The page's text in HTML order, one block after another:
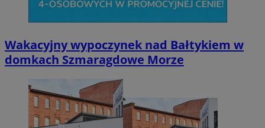
Wakacyjny wypoczynek nad Bałtykiem w
domkach Szmaragdowe Morze